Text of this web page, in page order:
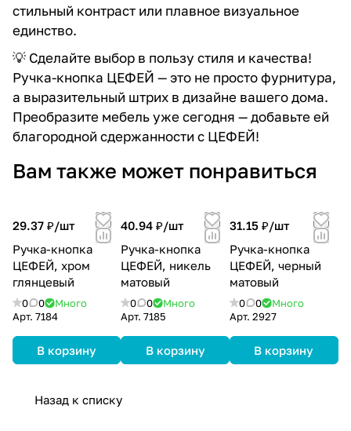
стильный контраст или плавное визуальное
единство.
💡 Сделайте выбор в пользу стиля и качества!
Ручка-кнопка ЦЕФЕЙ — это не просто фурнитура,
а выразительный штрих в дизайне вашего дома.
Преобразите мебель уже сегодня — добавьте ей
благородной сдержанности с ЦЕФЕЙ!
Вам также может понравиться
29.37 ₽/шт
Ручка-кнопка
ЦЕФЕЙ, хром
глянцевый
0 0
Много
Арт. 7184
В корзину
40.94 ₽/шт
Ручка-кнопка
ЦЕФЕЙ, никель
матовый
0 0
Много
Арт.7185
В корзину
31.15 ₽/шт
Ручка-кнопка
ЦЕФЕЙ, черный
матовый
0 0
Много
Арт. 2927
В корзину
Назад к списку